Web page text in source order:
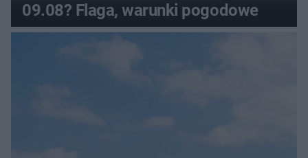
09.08? Flaga, warunki pogodowe